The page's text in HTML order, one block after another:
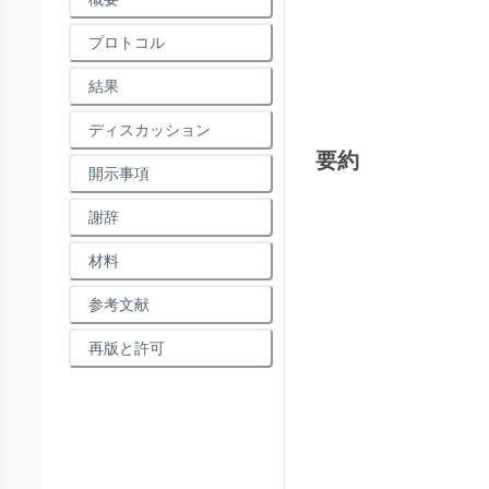
プロトコル
結果
ディスカッション
開示事項
謝辞
材料
参考文献
再版と許可
要約